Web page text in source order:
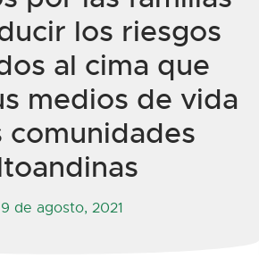
los riesgos
al cima que
medios de vida
comunidades
de agosto, 2021